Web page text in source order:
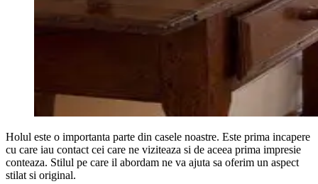
Holul este o importanta parte din casele noastre. Este prima incapere
cu care iau contact cei care ne viziteaza si de aceea prima impresie
conteaza. Stilul pe care il abordam ne va ajuta sa oferim un aspect
stilat si original.